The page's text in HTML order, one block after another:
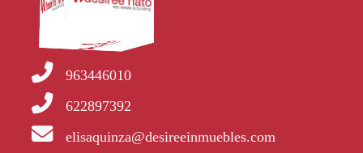
963446010
622897392
elisaquinza@desireeinmuebles.com